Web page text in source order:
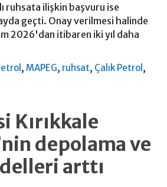
ilişkin başvuru ise
geçti. Onay verilmesi halinde
2026'dan itibaren iki yıl daha
,MAPEG, ruhsat, Çalık Petrol ,
Kırıkkale
depolama ve
arttı